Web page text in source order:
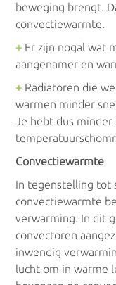
Gaskachel
Houtkachel
Pelletkachel
Convectoren
Convectoren
Geisers
beweging brengt.
convectiewarmte.
+ Er zijn nogal wat
aangenamer en
+ Radiatoren die
warmen minder
Je hebt dus
Convectiewarmte
In tegenstelling tot
convectiewarmte
verwarming. In dit
convectoren
inwendig
lucht om in warme